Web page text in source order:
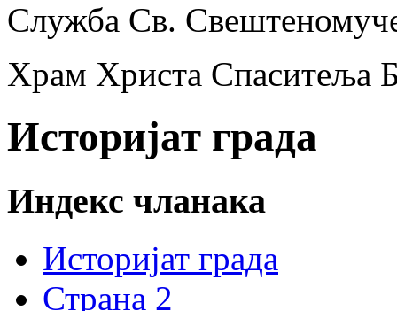
Служба Св.
Храм Христа Спаситеља
Историјат града
Индекс чланака
Историјат града
Страна 2